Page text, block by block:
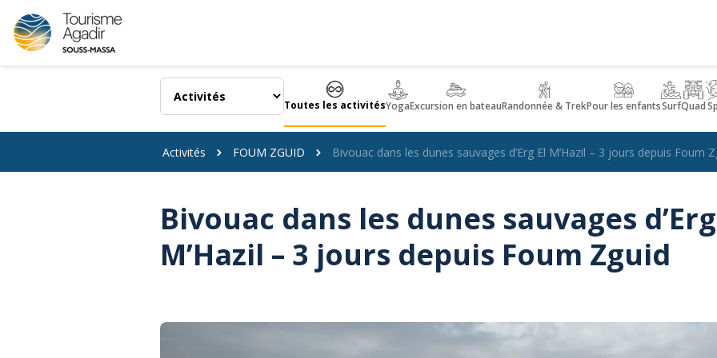
Panneau de gestion des cookies
Toutes les activitésYogaExcursion en bateauRandonnée & TrekPour les enfantsSurfQuad
Activités FOUM ZGUID Bivouac dans les dunes sauvages d’Erg El M’Hazil – 3 jours depuis Foum
Bivouac dans les dunes sauvages
M’Hazil – 3 jours depuis Foum Zguid